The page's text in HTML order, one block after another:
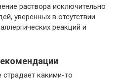
раствора исключительно
уверенных в отсутствии
реакций и
страдает какими-то